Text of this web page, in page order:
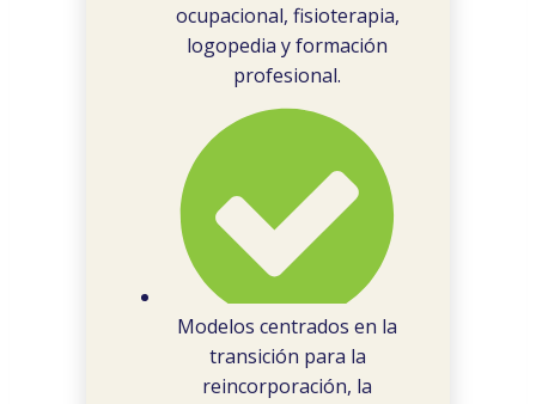
ocupacional, fisioterapia,
logopedia y formación
profesional.
Modelos centrados en la
transición para la
reincorporación, la